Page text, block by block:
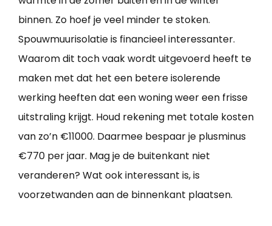
binnen. Zo hoef je veel minder te stoken.
Spouwmuurisolatie is financieel interessanter.
Waarom dit toch vaak wordt uitgevoerd heeft te
maken met dat het een betere isolerende
werking heeften dat een woning weer een frisse
uitstraling krijgt. Houd rekening met totale kosten
van zo’n €11000. Daarmee bespaar je plusminus
€770 per jaar. Mag je de buitenkant niet
veranderen? Wat ook interessant is, is
voorzetwanden aan de binnenkant plaatsen.